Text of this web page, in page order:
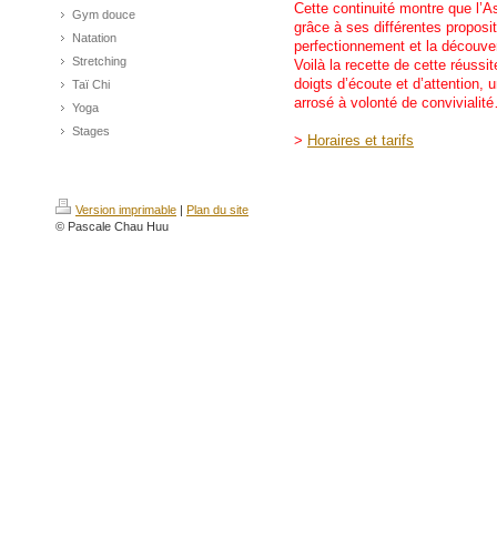
Gym douce
Natation
Stretching
Taï Chi
Yoga
Stages
Cette continuité montre que
grâce à ses différentes
perfectionnement et la
Voilà la recette de cette
doigts d’écoute et d’attention,
arrosé à volonté de
> Horaires et tarifs
Version imprimable | Plan du site
© Pascale Chau Huu